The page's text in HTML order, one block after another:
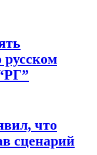
что
сценарий